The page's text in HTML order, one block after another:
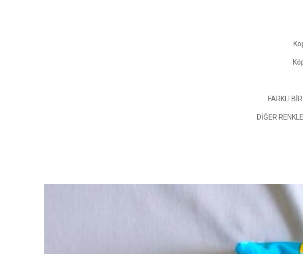
FARKLI
DİĞER